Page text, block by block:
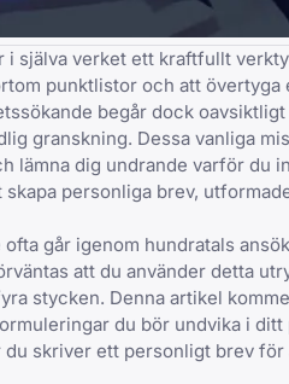
själva verket ett kraftfullt
punktlistor och att
begår dock
granskning. Dessa vanliga
lämna dig undrande varför
personliga brev,
går igenom hundratals
att du använder detta
stycken. Denna artikel
du bör undvika i ditt
du skriver ett personligt brev för